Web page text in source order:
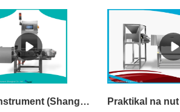
Techik Instrument (Shanghai) Co., Ltd. | mataas na kalidad na detektor ng metal at kasiguruhan sa kalidad ng checkweigher